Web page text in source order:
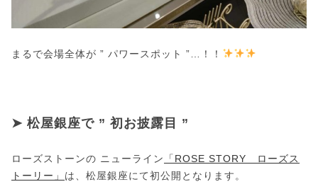
まるで会場全体が ” パワースポット ”…！！
➤ 松屋銀座で ” 初お披露目 ”
ローズストーンの ニューライン
「ROSE STORY ローズス
トーリー」 は、松屋銀座にて初公開となります。